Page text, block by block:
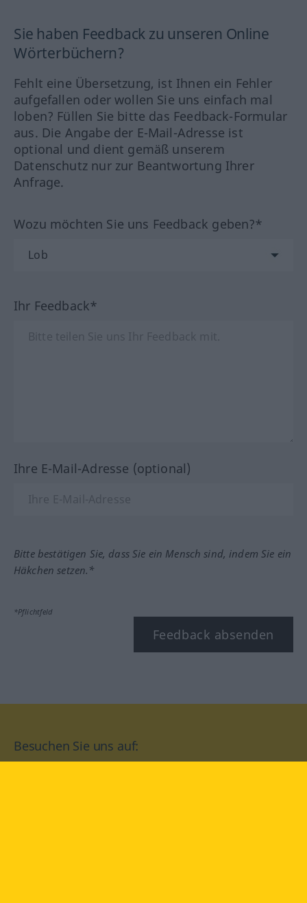
Sie haben Feedback zu unseren Online
Wörterbüchern?
Fehlt eine Übersetzung, ist Ihnen ein Fehler
aufgefallen oder wollen Sie uns einfach mal
loben? Füllen Sie bitte das Feedback-Formular
aus. Die Angabe der E-Mail-Adresse ist
optional und dient gemäß unserem
Datenschutz nur zur Beantwortung Ihrer
Anfrage.
Wozu möchten Sie uns Feedback geben?*
Ihr Feedback*
Ihre E-Mail-Adresse (optional)
Bitte bestätigen Sie, dass Sie ein Mensch sind, indem Sie ein
Häkchen setzen.*
*Pflichtfeld
Feedback absenden
Besuchen Sie uns auf: